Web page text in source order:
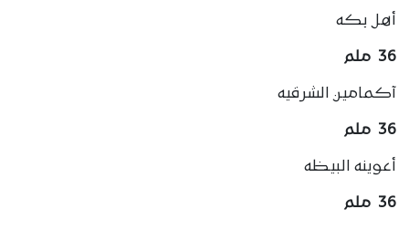
أهل بكه
36 ملم
آكمامين الشرقيه
36 ملم
أعوينه البيظه
36 ملم